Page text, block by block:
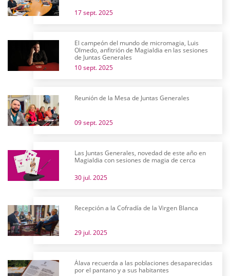
17 sept. 2025
El campeón del mundo de micromagia, Luis
Olmedo, anfitrión de Magialdia en las sesiones
de Juntas Generales
10 sept. 2025
Reunión de la Mesa de Juntas Generales
09 sept. 2025
Las Juntas Generales, novedad de este año en
Magialdia con sesiones de magia de cerca
30 jul. 2025
Recepción a la Cofradía de la Virgen Blanca
29 jul. 2025
Álava recuerda a las poblaciones desaparecidas
por el pantano y a sus habitantes